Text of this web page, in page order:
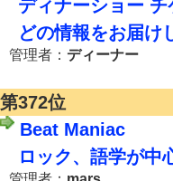
ディナーショー
どの情報をお届け
管理者： ディーナー
第372位
Beat Maniac
ロック、語学が中